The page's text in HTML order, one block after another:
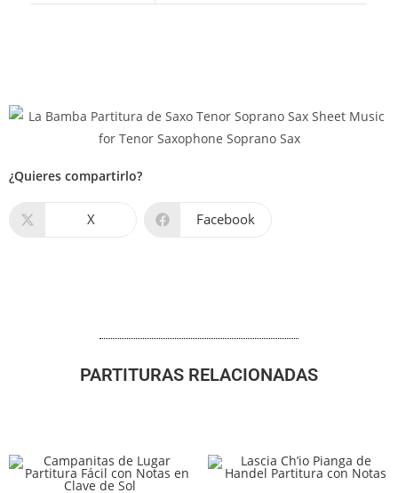
¿Quieres compartirlo?
X Facebook
PARTITURAS RELACIONADAS